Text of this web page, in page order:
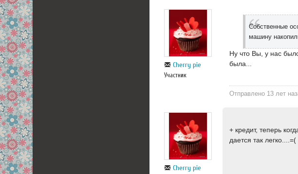
Cherry pie
Участник
Собственные
машину
Ну что Вы, у нас
была...
Отправлено 13 лет
Cherry pie
+ кредит, теперь
дается так легко....=(